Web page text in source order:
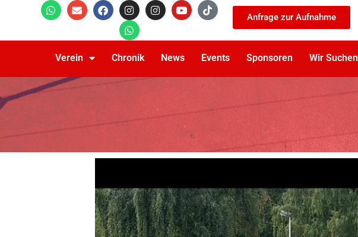
Anfrage zur Aufnahme
Verein Chronik News Events Sponsoren Wir Suchen